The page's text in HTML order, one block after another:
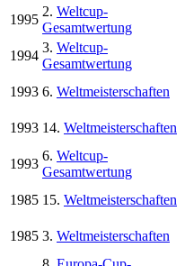
1995
2. Weltcup-
Gesamtwertung
1994
3. Weltcup-
Gesamtwertung
1993 6. Weltmeisterschaften
1993 14. Weltmeisterschaften
1993
6. Weltcup-
Gesamtwertung
1985 15. Weltmeisterschaften
1985 3. Weltmeisterschaften